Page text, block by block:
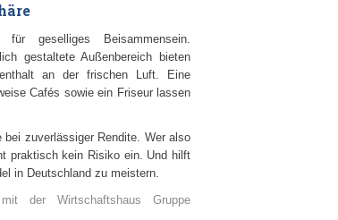
geselliges Beisammensein.
gestaltete Außenbereich bieten
an der frischen Luft. Eine
Cafés sowie ein Friseur lassen
zuverlässiger Rendite. Wer also
praktisch kein Risiko ein. Und hilft
in Deutschland zu meistern.
der Wirtschaftshaus Gruppe